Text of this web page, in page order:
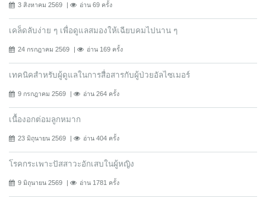
3 สิงหาคม 2569 อ่าน 69 ครั้ง
เคล็ดลับง่าย ๆ เพื่อดูแลสมองให้เฉียบคมไปนาน ๆ
24 กรกฎาคม 2569 อ่าน 169 ครั้ง
เทคนิคสำหรับผู้ดูแลในการสื่อสารกับผู้ป่วยอัลไซเมอร์
9 กรกฎาคม 2569 อ่าน 264 ครั้ง
เนื้องอกต่อมลูกหมาก
23 มิถุนายน 2569 อ่าน 404 ครั้ง
โรคกระเพาะปัสสาวะอักเสบในผู้หญิง
9 มิถุนายน 2569 อ่าน 1781 ครั้ง